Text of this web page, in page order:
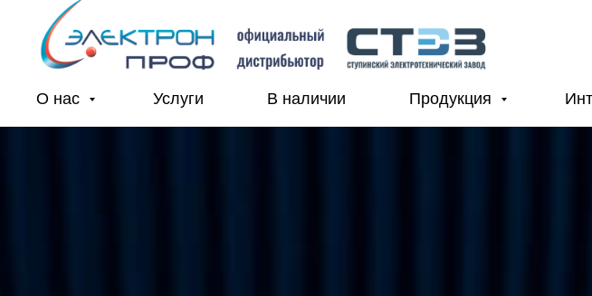
О нас Услуги В наличии Продукция